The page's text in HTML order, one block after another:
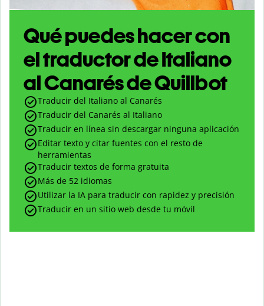
Qué puedes hacer con
el traductor de Italiano
al Canarés de Quillbot
Traducir del Italiano al Canarés
Traducir del Canarés al Italiano
Traducir en línea sin descargar ninguna aplicación
Editar texto y citar fuentes con el resto de
herramientas
Traducir textos de forma gratuita
Más de 52 idiomas
Utilizar la IA para traducir con rapidez y precisión
Traducir en un sitio web desde tu móvil